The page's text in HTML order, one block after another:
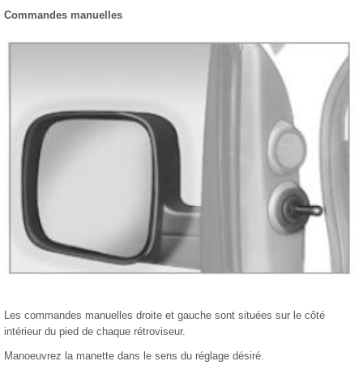
Commandes manuelles
Les commandes manuelles droite et gauche sont situées sur le côté
intérieur du pied de chaque rétroviseur.
Manoeuvrez la manette dans le sens du réglage désiré.